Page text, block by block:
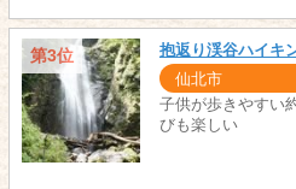
第3位 抱返り渓谷ハイキ
仙北市
子供が歩きやすい
びも楽しい